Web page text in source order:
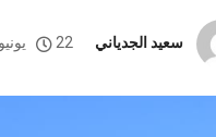
سعيد الجدياني 22 يونيو، 2026